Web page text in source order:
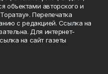
объектами авторского и
Перепечатка
с редакцией. Ссылка на
Для интернет-
на сайт газеты